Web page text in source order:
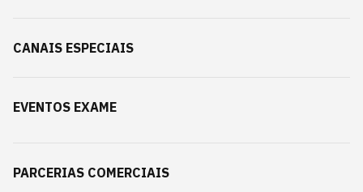
CANAIS ESPECIAIS
EVENTOS EXAME
PARCERIAS COMERCIAIS